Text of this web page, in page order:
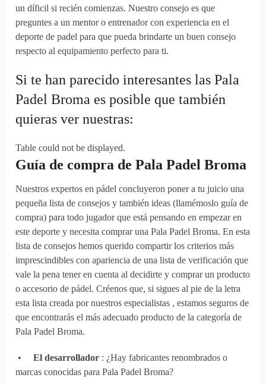
un díficil si recién comienzas. Nuestro consejo es que
preguntes a un mentor o entrenador con experiencia en el
deporte de padel para que pueda brindarte un buen consejo
respecto al equipamiento perfecto para ti.
Si te han parecido interesantes las Pala
Padel Broma es posible que también
quieras ver nuestras:
Table could not be displayed.
Guía de compra de Pala Padel Broma
Nuestros expertos en pádel concluyeron poner a tu juicio una
pequeña lista de consejos y también ideas (llamémoslo guía de
compra) para todo jugador que está pensando en empezar en
este deporte y necesita comprar una Pala Padel Broma. En esta
lista de consejos hemos querido compartir los criterios más
imprescindibles con apariencia de una lista de verificación que
vale la pena tener en cuenta al decidirte y comprar un producto
o accesorio de pádel. Créenos que, si sigues al pie de la letra
esta lista creada por nuestros especialistas , estamos seguros de
que encontrarás el más adecuado producto de la categoría de
Pala Padel Broma.
•El desarrollador : ¿Hay fabricantes renombrados o
marcas conocidas para Pala Padel Broma?